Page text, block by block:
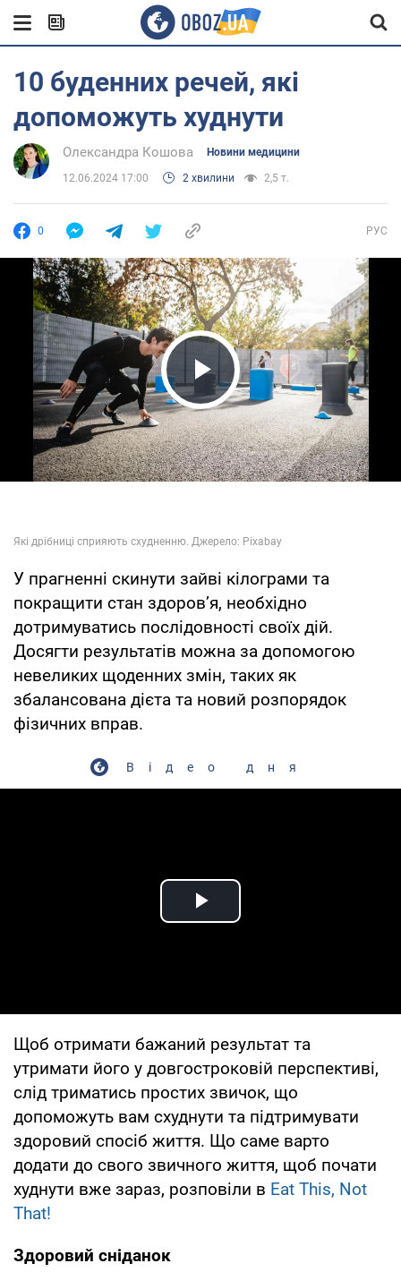
10 буденних речей, які
допоможуть худнути
Олександра Кошова Новини медицини
12.06.2024 17:00 2 хвилини 2,5 т.
0 РУС
Play Video
У прагненні скинути зайві кілограми та
покращити стан здоров’я, необхідно
дотримуватись послідовності своїх дій.
Досягти результатів можна за допомогою
невеликих щоденних змін, таких як
збалансована дієта та новий розпорядок
фізичних вправ.
Відео дня
Play Video
Щоб отримати бажаний результат та
утримати його у довгостроковій перспективі,
слід триматись простих звичок, що
допоможуть вам схуднути та підтримувати
здоровий спосіб життя. Що саме варто
додати до свого звичного життя, щоб почати
худнути вже зараз, розповіли в Eat This, Not
That!
Здоровий сніданок